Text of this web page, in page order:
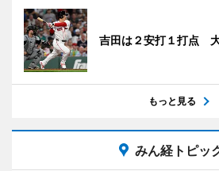
吉田は２安打１打点
もっと見る
みん経トピッ